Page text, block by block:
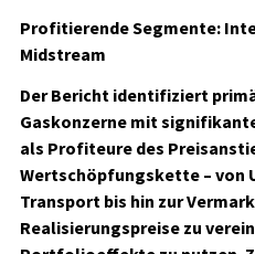
Profitierende Segmente:
Midstream
Der Bericht identifiziert
Gaskonzerne mit
als Profiteure des
Wertschöpfungskette – von
Transport bis hin zur
Realisierungspreise zu